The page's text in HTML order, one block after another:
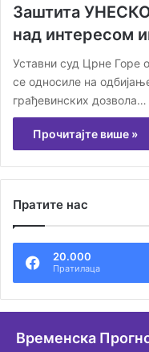
Заштита
над интересом
Уставни суд Црне Горе
се односиле на
грађевинских дозвола…
Прочитајте више »
Пратите нас
20.000
Пратилаца
Временска